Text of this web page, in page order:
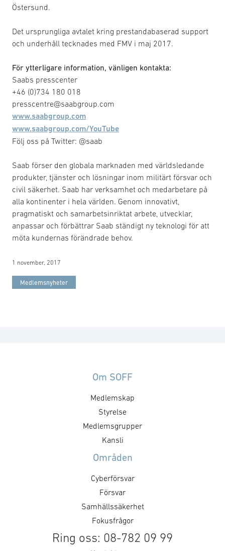
Östersund.
Det ursprungliga avtalet kring prestandabaserad support
och underhåll tecknades med FMV i maj 2017.
För ytterligare information, vänligen kontakta:
Saabs presscenter
+46 (0)734 180 018
presscentre@saabgroup.com
www.saabgroup.com
www.saabgroup.com/YouTube
Följ oss på Twitter: @saab
Saab förser den globala marknaden med världsledande
produkter, tjänster och lösningar inom militärt försvar och
civil säkerhet. Saab har verksamhet och medarbetare på
alla kontinenter i hela världen. Genom innovativt,
pragmatiskt och samarbetsinriktat arbete, utvecklar,
anpassar och förbättrar Saab ständigt ny teknologi för att
möta kundernas förändrade behov.
1 november, 2017
Medlemsnyheter
Om SOFF
Medlemskap
Styrelse
Medlemsgrupper
Kansli
Områden
Cyberförsvar
Försvar
Samhällssäkerhet
Fokusfrågor
Ring oss: 08-782 09 99